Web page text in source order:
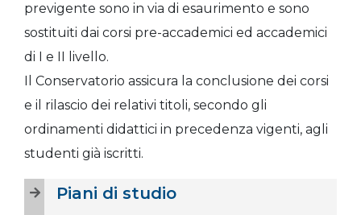
previgente sono in via di esaurimento e sono
sostituiti dai corsi pre-accademici ed accademici
di I e II livello.
Il Conservatorio assicura la conclusione dei corsi
e il rilascio dei relativi titoli, secondo gli
ordinamenti didattici in precedenza vigenti, agli
studenti già iscritti.
Piani di studio